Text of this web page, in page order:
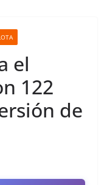
el
122
de